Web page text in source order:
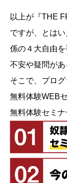
以上が『THE
ですが、とは
係の４大自由
不安や疑問があ
そこで、プロ
無料体験WEB
無料体験セミナ